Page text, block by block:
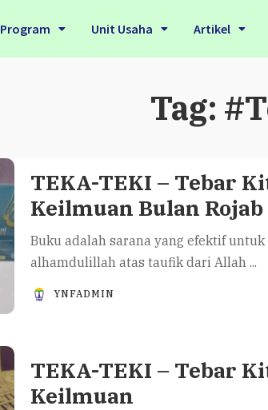
Program Unit Usaha Artikel
Tag:
TEKA-TEKI – Tebar
Keilmuan Bulan Rojab
Buku adalah sarana yang efektif untuk
alhamdulillah atas taufik dari Allah ...
YNFADMIN
TEKA-TEKI – Tebar
Keilmuan